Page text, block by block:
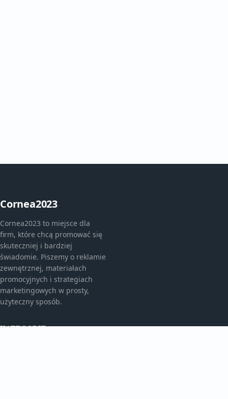
Cornea2023
Cornea2023 to miejsce dla
firm, które chcą promować się
skuteczniej i bardziej
świadomie. Piszemy o reklamie
zewnętrznej, materiałach
promocyjnych i strategiach
marketingowych w prosty,
użyteczny sposób.
KATEGORIE